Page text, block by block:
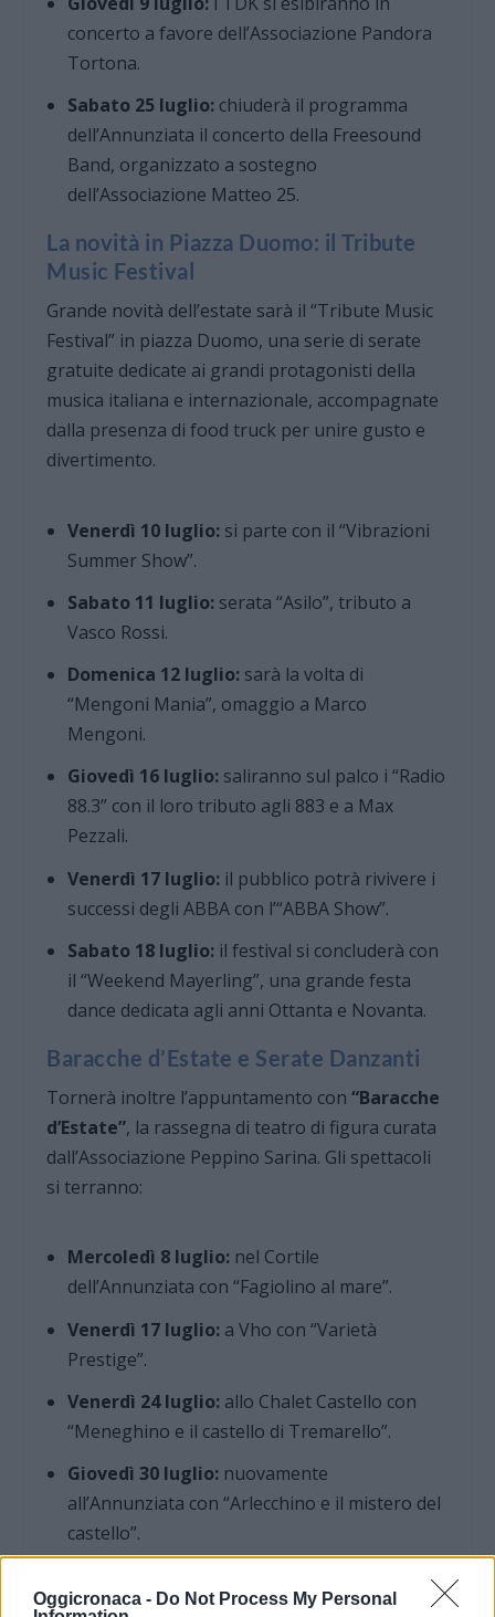
Oggicronaca - Do Not Process My Personal
concerto a favore dell’Associazione Pandora
Tortona.
Sabato 25 luglio:chiuderà il programma
dell’Annunziata il concerto della Freesound
Band, organizzato a sostegno
dell’Associazione Matteo 25.
La novità in Piazza Duomo: il Tribute
Music Festival
Grande novità dell’estate sarà il “Tribute Music
Festival” in piazza Duomo, una serie di serate
gratuite dedicate ai grandi protagonisti della
musica italiana e internazionale, accompagnate
dalla presenza di food truck per unire gusto e
divertimento.
Venerdì 10 luglio:si parte con il “Vibrazioni
Summer Show”.
Sabato 11 luglio:serata “Asilo”, tributo a
Vasco Rossi.
Domenica 12 luglio:sarà la volta di
“Mengoni Mania”, omaggio a Marco
Mengoni.
Giovedì 16 luglio:saliranno sul palco i “Radio
88.3” con il loro tributo agli 883 e a Max
Pezzali.
Venerdì 17 luglio:il pubblico potrà rivivere i
successi degli ABBA con l’“ABBA Show”.
Sabato 18 luglio:il festival si concluderà con
il “Weekend Mayerling”, una grande festa
dance dedicata agli anni Ottanta e Novanta.
Baracche d’Estate e Serate Danzanti
Tornerà inoltre l’appuntamento con“Baracche
d’Estate”, la rassegna di teatro di figura curata
dall’Associazione Peppino Sarina. Gli spettacoli
si terranno:
Mercoledì 8 luglio:nel Cortile
dell’Annunziata con “Fagiolino al mare”.
Venerdì 17 luglio:a Vho con “Varietà
Prestige”.
Venerdì 24 luglio:allo Chalet Castello con
“Meneghino e il castello di Tremarello”.
Giovedì 30 luglio:nuovamente
all’Annunziata con “Arlecchino e il mistero del
castello”.
danzanti:Graziella Groupsi esibirà l’11 giugno, il